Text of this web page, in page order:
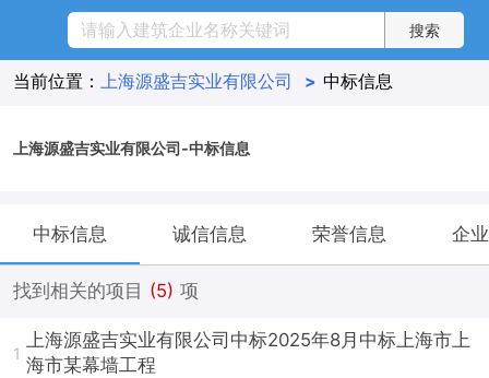
当前位置： 上海源盛吉实业有限公司 > 中标信息
上海源盛吉实业有限公司-中标信息
中标信息 诚信信息 荣誉信息 企
找到相关的项目 (5) 项
1
上海源盛吉实业有限公司中标2025年8月中标上海市上
海市某幕墙工程